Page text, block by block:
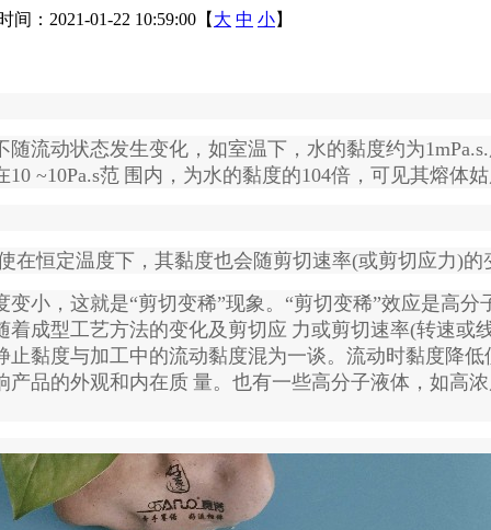
间：2021-01-22 10:59:00【 大 中 小】
随流动状态发生变化，如室温下，水的黏度约为
~10Pa.s范 围内，为水的黏度的104倍，可见其熔体
定温度下，其黏度也会随剪切速率(或剪切应力)的
小，这就是“剪切变稀”现象。“剪切变稀”效应是高分
着成型工艺方法的变化及剪切应 力或剪切速率(转速或
止黏度与加工中的流动黏度混为一谈。流动时黏度降低
产品的外观和内在质 量。也有一些高分子液体，如高